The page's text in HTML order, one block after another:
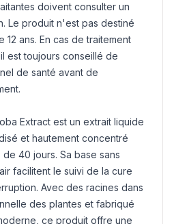
doivent consulter un
Le produit n'est pas destiné
12 ans. En cas de traitement
est toujours conseillé de
de santé avant de
Extract est un extrait liquide
et hautement concentré
40 jours. Sa base sans
facilitent le suivi de la cure
Avec des racines dans
des plantes et fabriqué
ce produit offre une